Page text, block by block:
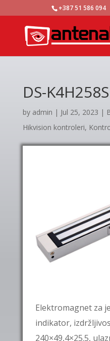
+387 51 586 094
DS-K4H258S
by admin | Jul 25, 2023 |
Hikvision kontroleri,
Elektromagnet za
indikator,
240×49,4×25.5,